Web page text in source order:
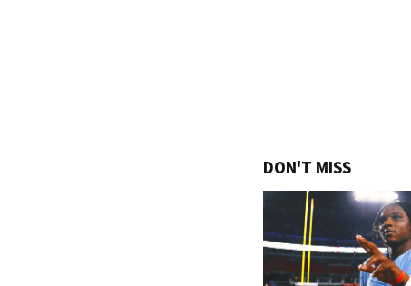
DON'T MISS